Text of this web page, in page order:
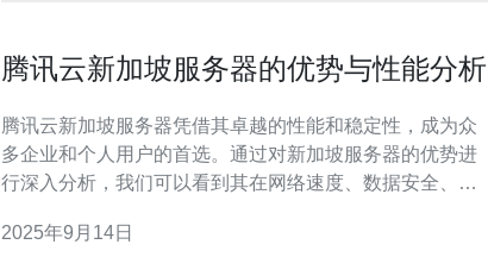
腾讯云新加坡服务器的优势与性能分析
腾讯云新加坡服务器凭借其卓越的性能和稳定性，成为众
多企业和个人用户的首选。通过对新加坡服务器的优势进
行深入分析，我们可以看到其在网络速度、数据安全、服
值得推荐的服务提供商，为用户提供了更为优质的主机和
2025年9月14日